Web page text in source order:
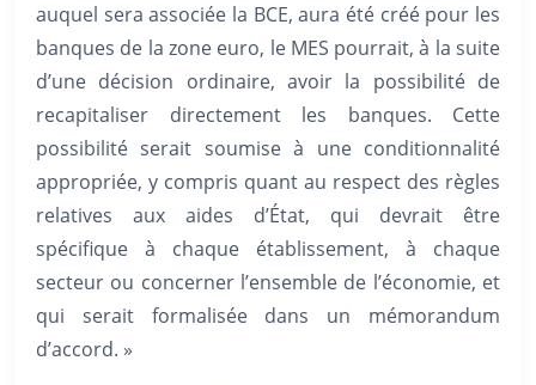
auquel sera associée la BCE, aura été créé pour les
banques de la zone euro, le MES pourrait, à la suite
d’une décision ordinaire, avoir la possibilité de
recapitaliser directement les banques. Cette
possibilité serait soumise à une conditionnalité
appropriée, y compris quant au respect des règles
relatives aux aides d’État, qui devrait être
spécifique à chaque établissement, à chaque
secteur ou concerner l’ensemble de l’économie, et
qui serait formalisée dans un mémorandum
d’accord. »